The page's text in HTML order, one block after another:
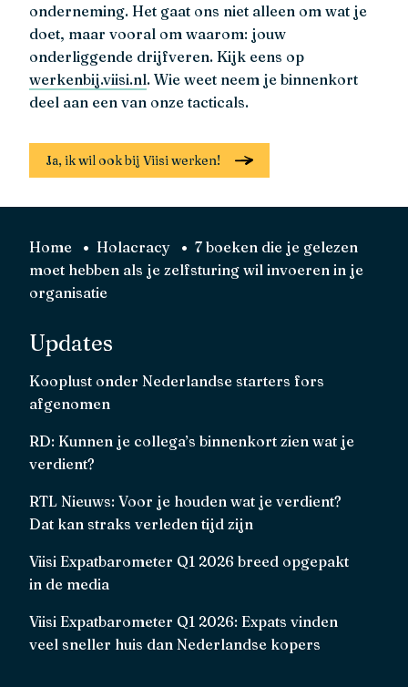
onderneming. Het gaat ons niet alleen om wat je
doet, maar vooral om waarom: jouw
onderliggende drijfveren. Kijk eens op
werkenbij.viisi.nl. Wie weet neem je binnenkort
deel aan een van onze tacticals.
Ja, ik wil ook bij Viisi werken!
Home Holacracy
7 boeken die je gelezen
moet hebben als je zelfsturing wil invoeren in je
organisatie
Updates
Kooplust onder Nederlandse starters fors
afgenomen
RD: Kunnen je collega’s binnenkort zien wat je
verdient?
RTL Nieuws: Voor je houden wat je verdient?
Dat kan straks verleden tijd zijn
Viisi Expatbarometer Q1 2026 breed opgepakt
in de media
Viisi Expatbarometer Q1 2026: Expats vinden
veel sneller huis dan Nederlandse kopers